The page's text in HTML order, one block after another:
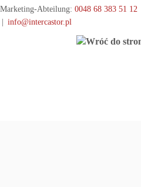
Przejdź
do
Marketing-Abteilung: 0048 68 383 51 12
info@intercastor.pl